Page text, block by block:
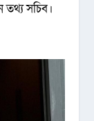
তথ্য সচিব।